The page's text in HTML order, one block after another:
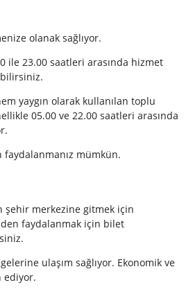
olanak sağlıyor.
ile 23.00 saatleri arasında hizmet
yaygın olarak kullanılan toplu
05.00 ve 22.00 saatleri arasında
mümkün.
şehir merkezine gitmek için
faydalanmak için bilet
ulaşım sağlıyor. Ekonomik ve
ediyor.